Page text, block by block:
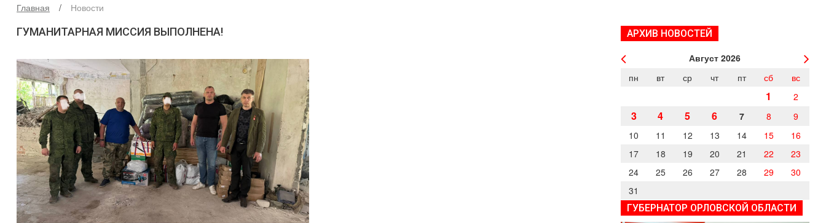
Главная Новости
ГУМАНИТАРНАЯ МИССИЯ ВЫПОЛНЕНА! АРХИВ НОВОСТЕЙ
Август 2026
пн
вт ср чт пт сб вс
1 2
3 4 5 6 7 8
9
10
11 12 13 14 15
16
17
18 19 20 21 22
23
24
25 26 27 28 29
30
31
ГУБЕРНАТОР ОРЛОВСКОЙ ОБЛАСТИ